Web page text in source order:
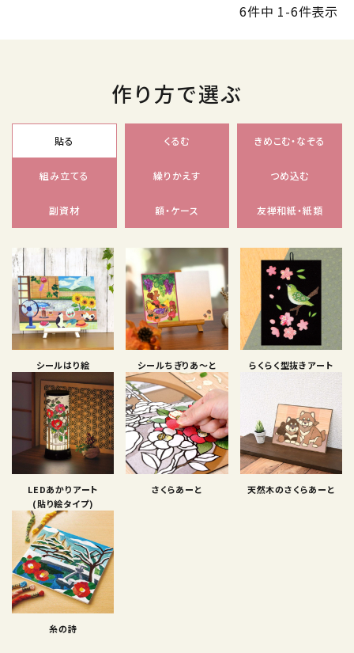
6件中 1-6件表示
作り方で選ぶ
貼る くるむ きめこむ・なぞる
組み立てる 繰りかえす つめ込む
副資材 額・ケース 友禅和紙・紙類
シールはり絵 シールちぎりあ〜と らくらく型抜きアート
LEDあかりアート
(貼り絵タイプ)
さくらあーと 天然木のさくらあーと
糸の詩